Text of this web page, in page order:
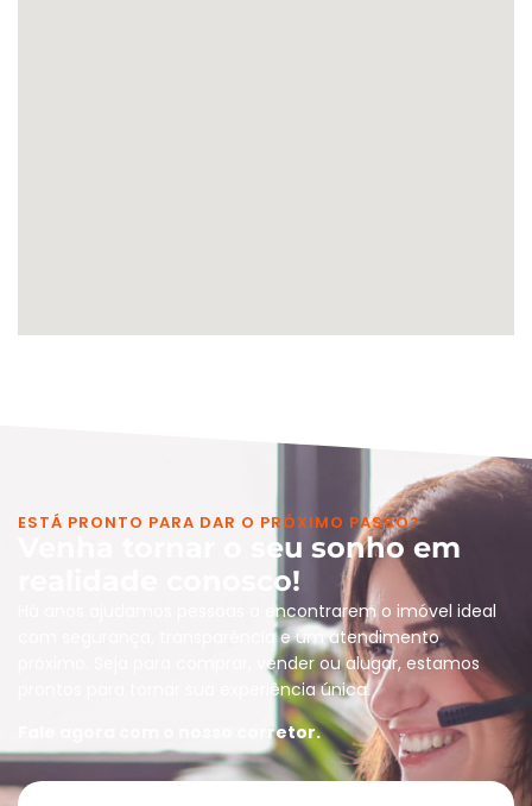
ESTÁ PRONTO PARA DAR O PRÓXIMO PASSO?
Venha tornar o seu sonho em
realidade conosco!
Há anos ajudamos pessoas a encontrarem o imóvel ideal
com segurança, transparência e um atendimento
próximo. Seja para comprar, vender ou alugar, estamos
prontos para tornar sua experiência única.
Fale agora com o nosso corretor.